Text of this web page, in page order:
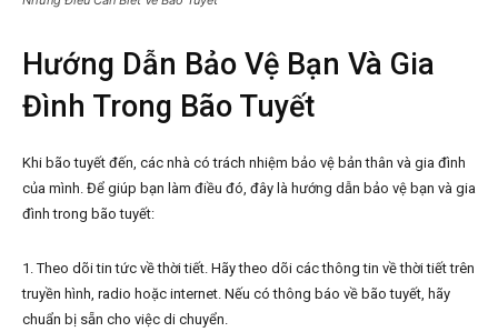
Hướng Dẫn Bảo Vệ Bạn Và Gia
Đình Trong Bão Tuyết
Khi bão tuyết đến, các nhà có trách nhiệm bảo vệ bản thân và gia đình
của mình. Để giúp bạn làm điều đó, đây là hướng dẫn bảo vệ bạn và gia
đình trong bão tuyết:
1. Theo dõi tin tức về thời tiết. Hãy theo dõi các thông tin về thời tiết trên
truyền hình, radio hoặc internet. Nếu có thông báo về bão tuyết, hãy
chuẩn bị sẵn cho việc di chuyển.